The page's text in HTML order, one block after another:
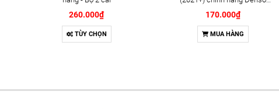
260.000₫
TÙY CHỌN
(DI145520-4020)
170.000₫
MUA HÀNG